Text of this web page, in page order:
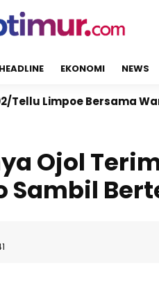
HEADLINE EKONOMI NEWS
Bersama Warga Gelar
Ojol
Sambil